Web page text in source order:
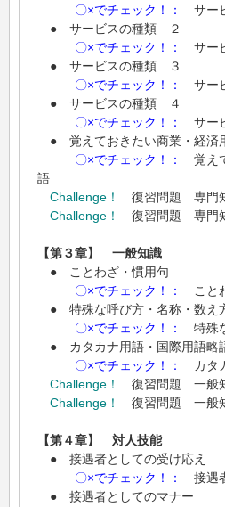
〇×でチェック！：
サー
● サービスの種類 ２
〇×でチェック！： サー
● サービスの種類 ３
〇×でチェック！：
サー
● サービスの種類 ４
〇×でチェック！：
サー
● 覚えておきたい商業・経済
〇×でチェック！：
覚え
語
Challenge！
復習問題 専門
Challenge！
復習問題 専門
【第３章】 一般知識
● ことわざ・慣用句
〇×でチェック！：
こと
● 特殊な呼び方・名称・数え
〇×でチェック！：
特殊
● カタカナ用語・国際用語略
〇×でチェック！：
カタ
Challenge！
復習問題 一般
Challenge！
復習問題 一般
【第４章】 対人技能
● 接遇者としての受け応え
〇×でチェック！：
接遇
● 接遇者としてのマナー